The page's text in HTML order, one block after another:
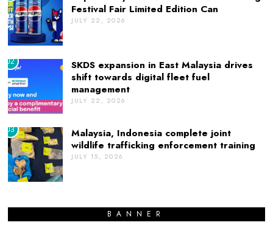
Festival Fair Limited Edition Can
JULY 22, 2026
02
SKDS expansion in East Malaysia drives
shift towards digital fleet fuel
management
JULY 22, 2026
03
Malaysia, Indonesia complete joint
wildlife trafficking enforcement training
JULY 15, 2026
BANNER